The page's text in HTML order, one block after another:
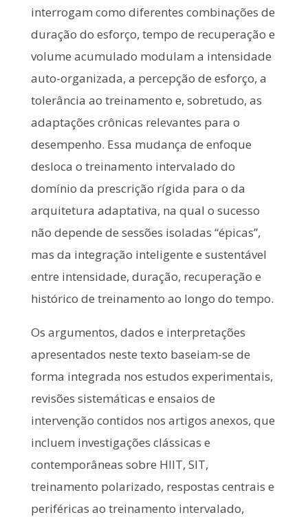
interrogam como diferentes combinações de
duração do esforço, tempo de recuperação e
volume acumulado modulam a intensidade
auto-organizada, a percepção de esforço, a
tolerância ao treinamento e, sobretudo, as
adaptações crônicas relevantes para o
desempenho. Essa mudança de enfoque
desloca o treinamento intervalado do
domínio da prescrição rígida para o da
arquitetura adaptativa, na qual o sucesso
não depende de sessões isoladas “épicas”,
mas da integração inteligente e sustentável
entre intensidade, duração, recuperação e
histórico de treinamento ao longo do tempo.
Os argumentos, dados e interpretações
apresentados neste texto baseiam-se de
forma integrada nos estudos experimentais,
revisões sistemáticas e ensaios de
intervenção contidos nos artigos anexos, que
incluem investigações clássicas e
contemporâneas sobre HIIT, SIT,
treinamento polarizado, respostas centrais e
periféricas ao treinamento intervalado,